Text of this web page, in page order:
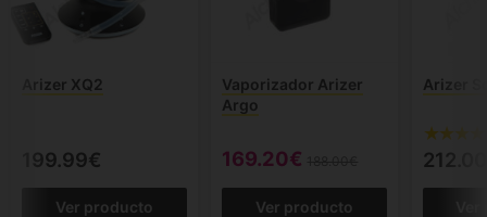
Arizer XQ2
199.99€
Ver producto
Vaporizador Arizer
Argo
169.20€
Ver producto
Arizer